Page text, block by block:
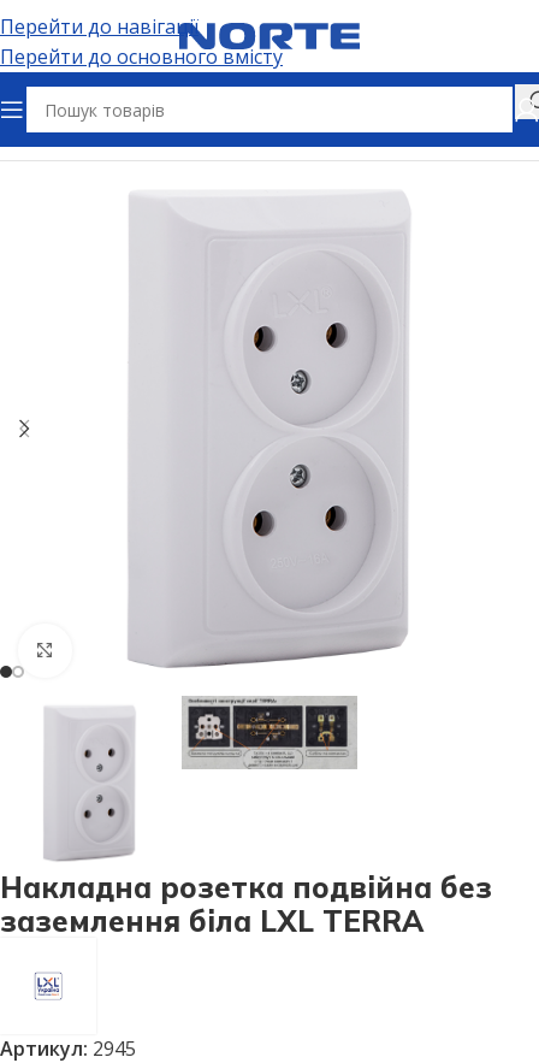
Перейти до навігації
Перейти до основного вмісту
Головна Електрофурнітура Розетки
Натисніть, щоб збільшити
Накладна розетка подвійна без
заземлення біла LXL TERRA
Артикул: 2945